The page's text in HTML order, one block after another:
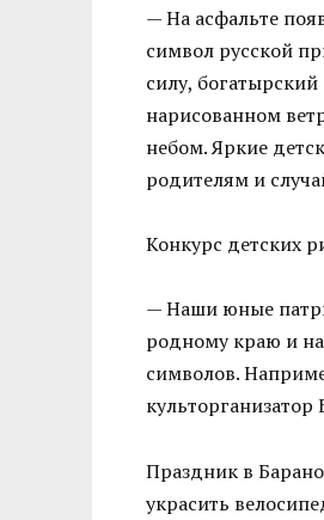
— На асфальте
символ русской
силу,
нарисованном
небом. Яркие
родителям и
Конкурс детских
— Наши юные
родному краю и
символов.
Праздник в
украсить